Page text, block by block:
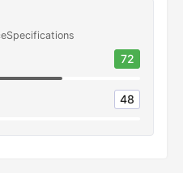
72
48